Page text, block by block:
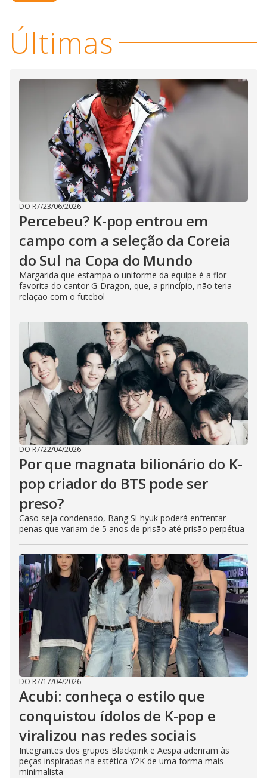
Últimas
DO R7/23/06/2026
Percebeu? K-pop entrou em
campo com a seleção da Coreia
do Sul na Copa do Mundo
Margarida que estampa o uniforme da equipe é a flor
favorita do cantor G-Dragon, que, a princípio, não teria
relação com o futebol
DO R7/22/04/2026
Por que magnata bilionário do K-
pop criador do BTS pode ser
preso?
Caso seja condenado, Bang Si-hyuk poderá enfrentar
penas que variam de 5 anos de prisão até prisão perpétua
DO R7/17/04/2026
Acubi: conheça o estilo que
conquistou ídolos de K-pop e
viralizou nas redes sociais
Integrantes dos grupos Blackpink e Aespa aderiram às
peças inspiradas na estética Y2K de uma forma mais
minimalista